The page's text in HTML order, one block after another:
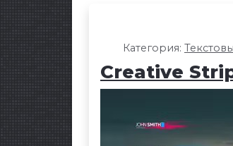
Категория:
Creative